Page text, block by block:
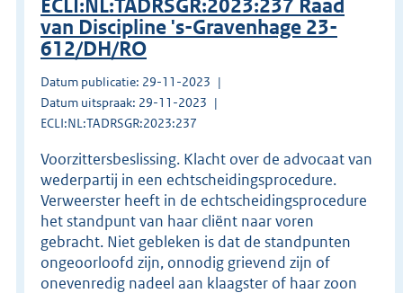
ECLI:NL:TADRSGR:2023:237 Raad
van Discipline 's-Gravenhage 23-
612/DH/RO
Datum publicatie: 29-11-2023
Datum uitspraak: 29-11-2023
ECLI:NL:TADRSGR:2023:237
Voorzittersbeslissing. Klacht over de advocaat van
wederpartij in een echtscheidingsprocedure.
Verweerster heeft in de echtscheidingsprocedure
het standpunt van haar cliënt naar voren
gebracht. Niet gebleken is dat de standpunten
ongeoorloofd zijn, onnodig grievend zijn of
onevenredig nadeel aan klaagster of haar zoon